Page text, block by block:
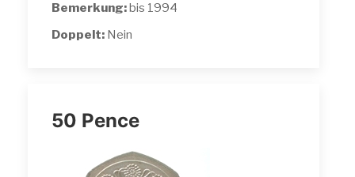
Bemerkung:bis 1994
Doppelt: Nein
50 Pence